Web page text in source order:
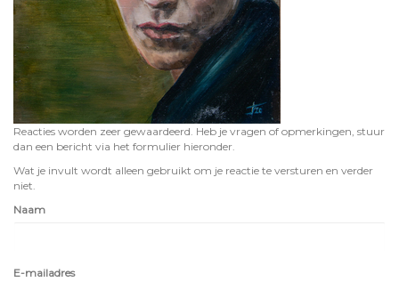
Reacties worden zeer gewaardeerd. Heb je vragen of opmerkingen, stuur
dan een bericht via het formulier hieronder.
Wat je invult wordt alleen gebruikt om je reactie te versturen en verder
niet.
Naam
E-mailadres